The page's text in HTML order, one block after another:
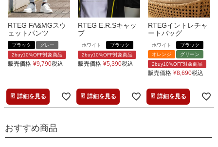
RTEG FA&MGスウ
ェットパンツ
ブラック
グレー
2buy10%OFF対象商品
販売価格 ¥9,790税込
詳細を見る
RTEG E.R.Sキャッ
プ
ホワイト
ブラック
2buy10%OFF対象商品
販売価格 ¥5,390税込
詳細を見る
RTEGイントレチャ
ートバッグ
ホワイト
ブラック
オレンジ
グリーン
2buy10%OFF対象商品
販売価格 ¥8,690税込
詳細を見る
おすすめ商品